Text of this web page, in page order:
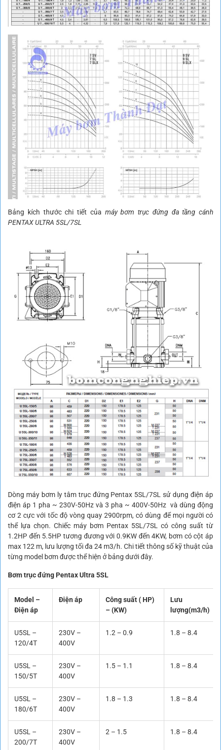
Bảng kích thước chi tiết của máy bơm trục đứng đa tầng cánh
PENTAX ULTRA 5SL/7SL
Dòng máy bơm ly tâm trục đứng Pentax 5SL/7SL sử dụng điện áp
điện áp 1 pha ~ 230V-50Hz và 3 pha ~ 400V-50Hz và dùng động
cơ 2 cực với tốc độ vòng quay 2900rpm, có dùng để mọi người có
thể lựa chọn. Chiếc máy bơm Pentax 5SL/7SL có công suất từ
1.2HP đến 5.5HP tương đương với 0.9KW đến 4KW, bơm có cột áp
max 122 m, lưu lượng tối đa 24 m3/h. Chi tiết thông số kỹ thuật của
từng model bơm được thể hiện ở bảng dưới đây.
Bơm trục đứng Pentax Ultra 5SL
Model –
Điện áp
Điện áp
Công suất ( HP)
– (KW)
Lưu
lượng(m3/h)
U5SL –
120/4T
230V –
400V
1.2 – 0.9 1.8 – 8.4
U5SL –
150/5T
230V –
400V
1.5 – 1.1 1.8 – 8.4
U5SL –
180/6T
230V –
400V
1.8 – 1.3 1.8 – 8.4
U5SL –
200/7T
230V –
400V
2 – 1.5 1.8 – 8.4